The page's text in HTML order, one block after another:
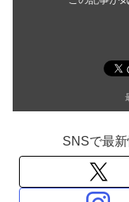
SNSで最新